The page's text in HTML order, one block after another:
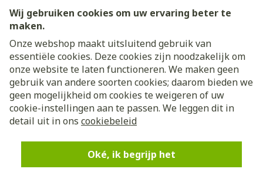
Wij gebruiken cookies om uw ervaring beter te
maken.
Onze webshop maakt uitsluitend gebruik van
essentiële cookies. Deze cookies zijn noodzakelijk om
onze website te laten functioneren. We maken geen
gebruik van andere soorten cookies; daarom bieden we
geen mogelijkheid om cookies te weigeren of uw
cookie-instellingen aan te passen. We leggen dit in
detail uit in ons cookiebeleid
Oké, ik begrijp het
reorganisatie, de overdracht van onze activiteiten of in
het geval dat wij failliet worden verklaard, kunnen
jouw Persoonsgegevens worden overgedragen aan
nieuwe entiteiten of derden. Wij zullen je naar ons
beste vermogen van tevoren informeren over het feit
dat wij jouw Persoonsgegevens aan dergelijke derden
overdragen, maar je erkent dat dit technisch of
commercieel niet onder alle omstandigheden mogelijk
is.
3.4 Wettelijke vereisten
In uitzonderlijke gevallen kunnen we wettelijk
verplicht zijn om je Persoonsgegevens te delen
vanwege een gerechtelijk bevel of om te voldoen aan